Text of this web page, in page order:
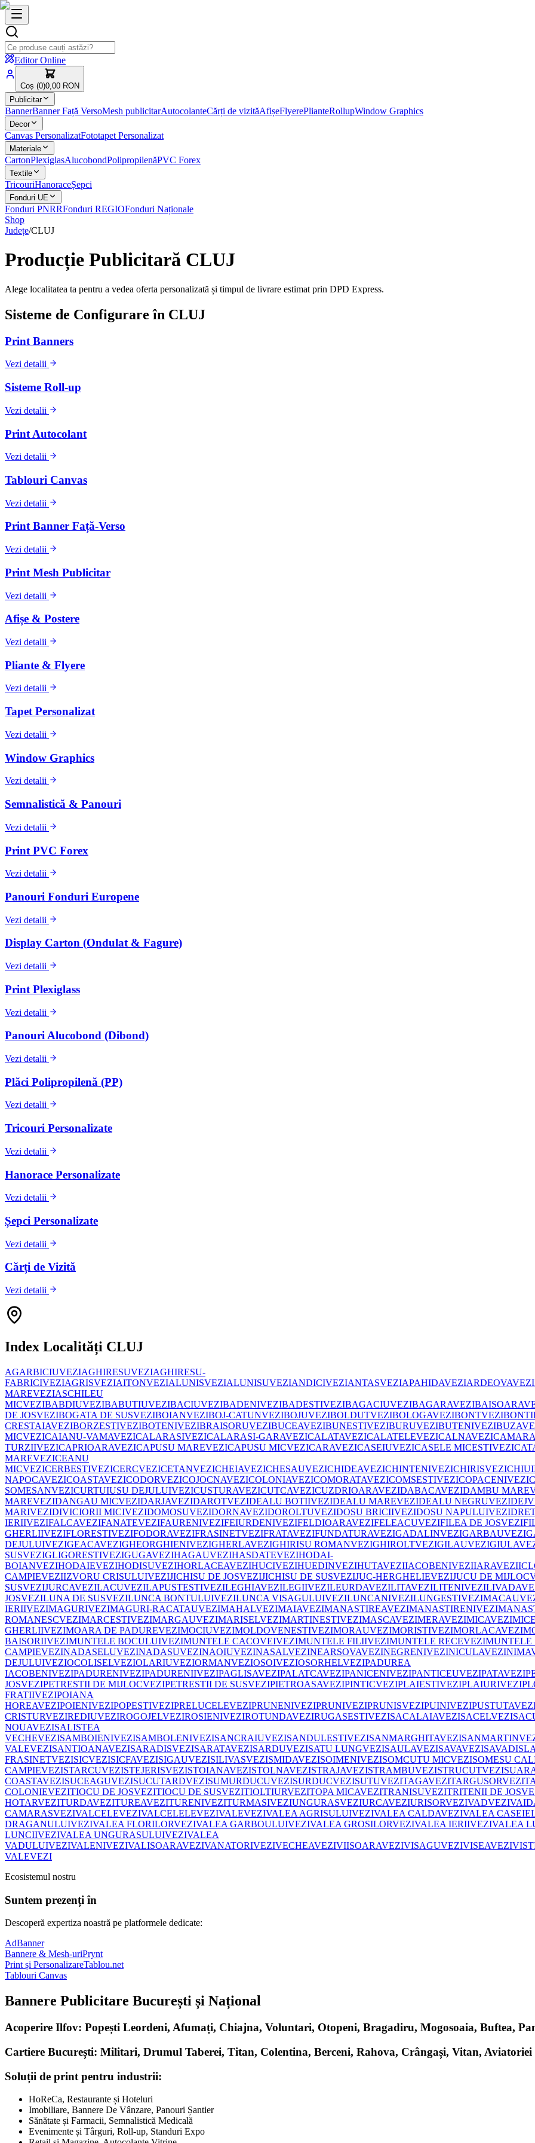
Editor Online
Coș (0)0,00 RON
Publicitar
BannerBanner Față VersoMesh publicitarAutocolanteCărți de vizităAfișeFlyerePlianteRollupWindow Graphics
Decor
Canvas PersonalizatFototapet Personalizat
Materiale
CartonPlexiglasAlucobondPolipropilenăPVC Forex
Textile
TricouriHanoraceȘepci
Fonduri UE
Fonduri PNRRFonduri REGIOFonduri Naționale
Shop
Județe/CLUJ
Producție Publicitară CLUJ
Alege localitatea ta pentru a vedea oferta personalizată și timpul de livrare estimat prin DPD Express.
Sisteme de Configurare în CLUJ
Print Banners
Vezi detalii
Sisteme Roll-up
Vezi detalii
Print Autocolant
Vezi detalii
Tablouri Canvas
Vezi detalii
Print Banner Față-Verso
Vezi detalii
Print Mesh Publicitar
Vezi detalii
Afișe & Postere
Vezi detalii
Pliante & Flyere
Vezi detalii
Tapet Personalizat
Vezi detalii
Window Graphics
Vezi detalii
Semnalistică & Panouri
Vezi detalii
Print PVC Forex
Vezi detalii
Panouri Fonduri Europene
Vezi detalii
Display Carton (Ondulat & Fagure)
Vezi detalii
Print Plexiglass
Vezi detalii
Panouri Alucobond (Dibond)
Vezi detalii
Plăci Polipropilenă (PP)
Vezi detalii
Tricouri Personalizate
Vezi detalii
Hanorace Personalizate
Vezi detalii
Șepci Personalizate
Vezi detalii
Cărți de Vizită
Vezi detalii
Index Localități CLUJ
AGARBICIUVEZIAGHIRESUVEZIAGHIRESU-
FABRICIVEZIAGRISVEZIAITONVEZIALUNISVEZIALUNISUVEZIANDICIVEZIANTASVEZIAPAHIDAVEZIARDEOVAVEZI
MAREVEZIASCHILEU
MICVEZIBABDIUVEZIBABUTIUVEZIBACIUVEZIBADENIVEZIBADESTIVEZIBAGACIUVEZIBAGARAVEZIBAISOARA
DE JOSVEZIBOGATA DE SUSVEZIBOIANVEZIBOJ-CATUNVEZIBOJUVEZIBOLDUTVEZIBOLOGAVEZIBONTVEZI
CRESTAIAVEZIBORZESTIVEZIBOTENIVEZIBRAISORUVEZIBUCEAVEZIBUNESTIVEZIBURUVEZIBUTENIVEZIBUZA
MICVEZICAIANU-VAMAVEZICALARASIVEZICALARASI-GARAVEZICALATAVEZICALATELEVEZICALNAVEZI
TURZIIVEZICAPRIOARAVEZICAPUSU MAREVEZICAPUSU MICVEZICARAVEZICASEIUVEZICASELE MICESTIVEZI
MAREVEZICEANU
MICVEZICERBESTIVEZICERCVEZICETANVEZICHEIAVEZICHESAUVEZICHIDEAVEZICHINTENIVEZICHIRISVEZI
NAPOCAVEZICOASTAVEZICODORVEZICOJOCNAVEZICOLONIAVEZICOMORATAVEZICOMSESTIVEZICOPACENIVEZI
SOMESANVEZICURTUIUSU DEJULUIVEZICUSTURAVEZICUTCAVEZICUZDRIOARAVEZIDABACAVEZIDAMBU MARE
MAREVEZIDANGAU MICVEZIDARJAVEZIDAROTVEZIDEALU BOTIIVEZIDEALU MAREVEZIDEALU NEGRUVEZIDEJ
MARIVEZIDIVICIORII MICIVEZIDOMOSUVEZIDORNAVEZIDOROLTUVEZIDOSU BRICIIVEZIDOSU NAPULUIVEZI
IERIIVEZIFALCAVEZIFANATEVEZIFAURENIVEZIFEIURDENIVEZIFELDIOARAVEZIFELEACUVEZIFILEA DE JOSVEZI
GHERLIIVEZIFLORESTIVEZIFODORAVEZIFRASINETVEZIFRATAVEZIFUNDATURAVEZIGADALINVEZIGARBAUVEZI
DEJULUIVEZIGEACAVEZIGHEORGHIENIVEZIGHERLAVEZIGHIRISU ROMANVEZIGHIROLTVEZIGILAUVEZIGIULA
SUSVEZIGLIGORESTIVEZIGUGAVEZIHAGAUVEZIHASDATEVEZIHODAI-
BOIANVEZIHODAIEVEZIHODISUVEZIHORLACEAVEZIHUCIVEZIHUEDINVEZIHUTAVEZIIACOBENIVEZIIARAVEZI
CAMPIEVEZIIZVORU CRISULUIVEZIJICHISU DE JOSVEZIJICHISU DE SUSVEZIJUC-HERGHELIEVEZIJUCU DE MIJLOC
SUSVEZIJURCAVEZILACUVEZILAPUSTESTIVEZILEGHIAVEZILEGIIVEZILEURDAVEZILITAVEZILITENIVEZILIVADA
JOSVEZILUNA DE SUSVEZILUNCA BONTULUIVEZILUNCA VISAGULUIVEZILUNCANIVEZILUNGESTIVEZIMACAU
IERIIVEZIMAGURIVEZIMAGURI-RACATAUVEZIMAHALVEZIMAIAVEZIMANASTIREAVEZIMANASTIRENIVEZI
ROMANESCVEZIMARCESTIVEZIMARGAUVEZIMARISELVEZIMARTINESTIVEZIMASCAVEZIMERAVEZIMICAVEZI
GHERLIIVEZIMOARA DE PADUREVEZIMOCIUVEZIMOLDOVENESTIVEZIMORAUVEZIMORISTIVEZIMORLACAVEZI
BAISORIIVEZIMUNTELE BOCULUIVEZIMUNTELE CACOVEIVEZIMUNTELE FILIIVEZIMUNTELE RECEVEZIMUNTELE
CAMPIEVEZINADASELUVEZINADASUVEZINAOIUVEZINASALVEZINEARSOVAVEZINEGRENIVEZINICULAVEZINIMA
DEJULUIVEZIOCOLISELVEZIOLARIUVEZIORMANVEZIOSOIVEZIOSORHELVEZIPADUREA
IACOBENIVEZIPADURENIVEZIPADURENIIVEZIPAGLISAVEZIPALATCAVEZIPANICENIVEZIPANTICEUVEZIPATAVEZI
JOSVEZIPETRESTII DE MIJLOCVEZIPETRESTII DE SUSVEZIPIETROASAVEZIPINTICVEZIPLAIESTIVEZIPLAIURIVEZI
FRATIIVEZIPOIANA
HOREAVEZIPOIENIVEZIPOPESTIVEZIPRELUCELEVEZIPRUNENIVEZIPRUNIVEZIPRUNISVEZIPUINIVEZIPUSTUTA
CRISTURVEZIREDIUVEZIROGOJELVEZIROSIENIVEZIROTUNDAVEZIRUGASESTIVEZISACALAIAVEZISACELVEZI
NOUAVEZISALISTEA
VECHEVEZISAMBOIENIVEZISAMBOLENIVEZISANCRAIUVEZISANDULESTIVEZISANMARGHITAVEZISANMARTIN
VALEVEZISANTIOANAVEZISARADISVEZISARATAVEZISARDUVEZISATU LUNGVEZISAULAVEZISAVAVEZISAVADISLA
FRASINETVEZISICVEZISICFAVEZISIGAUVEZISILIVASVEZISMIDAVEZISOIMENIVEZISOMCUTU MICVEZISOMESU
CAMPIEVEZISTARCUVEZISTEJERISVEZISTOIANAVEZISTOLNAVEZISTRAJAVEZISTRAMBUVEZISTRUCUTVEZI
COASTAVEZISUCEAGUVEZISUCUTARDVEZISUMURDUCUVEZISURDUCVEZISUTUVEZITAGAVEZITARGUSORVEZI
COLONIEVEZITIOCU DE JOSVEZITIOCU DE SUSVEZITIOLTIURVEZITOPA MICAVEZITRANISUVEZITRITENII DE JOS
HOTARVEZITURDAVEZITUREAVEZITURENIVEZITURMASIVEZIUNGURASVEZIURCAVEZIURISORVEZIVADVEZI
CAMARASVEZIVALCELEVEZIVALCELELEVEZIVALEVEZIVALEA AGRISULUIVEZIVALEA CALDAVEZIVALEA
DRAGANULUIVEZIVALEA FLORILORVEZIVALEA GARBOULUIVEZIVALEA GROSILORVEZIVALEA IERIIVEZIVALEA
LUNCIIVEZIVALEA UNGURASULUIVEZIVALEA
VADULUIVEZIVALENIVEZIVALISOARAVEZIVANATORIVEZIVECHEAVEZIVIISOARAVEZIVISAGUVEZIVISEAVEZI
VALEVEZI
Ecosistemul nostru
Suntem prezenți în
Descoperă expertiza noastră pe platformele dedicate:
AdBanner
Bannere & Mesh-uriPrynt
Print și PersonalizareTablou.net
Tablouri Canvas
Bannere Publicitare București și Național
Acoperire Ilfov: Popești Leordeni, Afumați, Chiajna, Voluntari, Otopeni, Bragadiru, Mogosoaia, Buftea,
Cartiere București: Militari, Drumul Taberei, Titan, Colentina, Berceni, Rahova, Crângași, Vitan, Aviatoriei
Soluții de print pentru industrii:
HoReCa, Restaurante și Hoteluri
Imobiliare, Bannere De Vânzare, Panouri Șantier
Sănătate și Farmacii, Semnalistică Medicală
Evenimente și Târguri, Roll-up, Standuri Expo